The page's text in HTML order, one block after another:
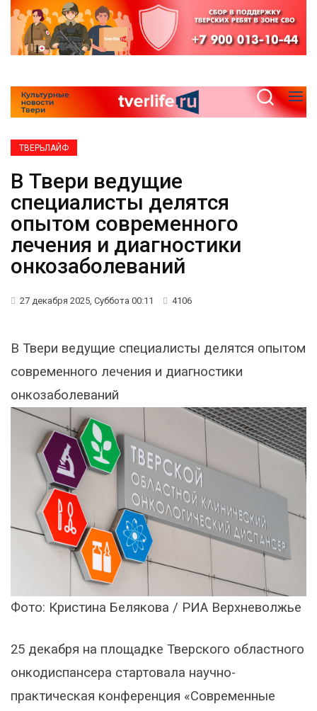
ТВЕРЬЛАЙФ
В Твери ведущие
специалисты делятся
опытом современного
лечения и диагностики
онкозаболеваний
27 декабря 2025, Суббота 00:11 4106
В Твери ведущие специалисты делятся опытом
современного лечения и диагностики
онкозаболеваний
Фото: Кристина Белякова / РИА Верхневолжье
25 декабря на площадке Тверского областного
онкодиспансера стартовала научно-
практическая конференция «Современные